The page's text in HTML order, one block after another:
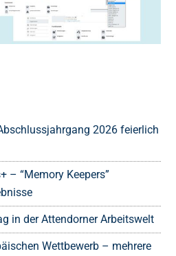
2026 feierlich
– “Memory Keepers”
in der Attendorner Arbeitswelt
Wettbewerb – mehrere